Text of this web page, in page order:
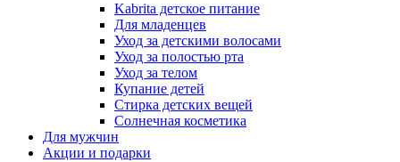
Kabrita детское питание
Для младенцев
Уход за детскими волосами
Уход за полостью рта
Уход за телом
Купание детей
Стирка детских вещей
Солнечная косметика
Для мужчин
Акции и подарки